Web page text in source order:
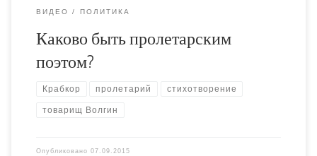
ВИДЕО ПОЛИТИКА
Каково быть пролетарским
поэтом?
Крабкор пролетарий стихотворение
товарищ Волгин
Опубликовано 07.09.2015